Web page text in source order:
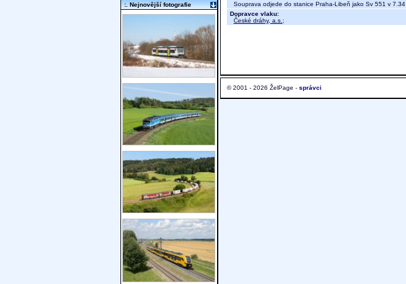
Souprava odjede do stanice Praha-Libeň jako Sv 551 v 7.34
Dopravce vlaku:
České dráhy, a.s. ;
© 2001 - 2026 ŽelPage - správci
:. Nejnovější fotografie